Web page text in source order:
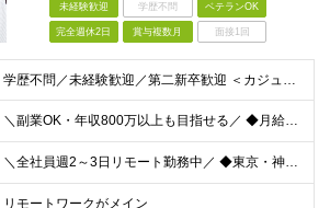
未経験歓迎 学歴不問 ベテランOK
完全週休2日 賞与複数月 面接1回
学歴不問／未経験歓迎／第二新卒歓迎 ＜カジュアル面談実施中！＞ 事前準備は一切不要。 画面オフのカジュアル面談も歓迎です。 「今の現場、ちょっとレガシーで先が見えなくて…」 「市場価値を上げたいん
＼副業OK・年収800万以上も目指せる／ ◆月給40万円～70万円＋賞与年2回 ※経験・年齢・能力を考慮の上、当社規定により優遇いたします ※試用期間1ヶ月あり、待遇等に差異なし ※残業代別途全額支給
＼全社員週2～3日リモート勤務中／ ◆東京・神奈川・埼玉・千葉などの各プロジェクト先 ※希望勤務地を考慮します。 ※お客様先の9割は、東京23区内です。 ※転居を伴う転勤はありません。 ※客先常駐の場
リモートワークがメイン